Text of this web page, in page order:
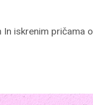
In iskrenim pričama o